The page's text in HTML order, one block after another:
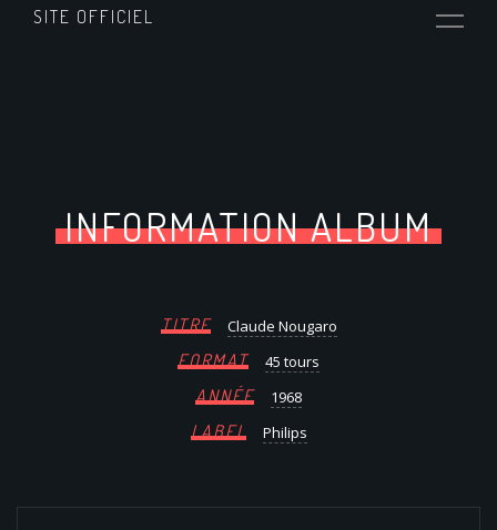
SITE OFFICIEL
INFORMATION ALBUM
TITRE Claude Nougaro
FORMAT 45 tours
ANNÉE 1968
LABEL Philips